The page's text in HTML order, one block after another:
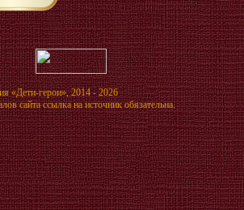
«Дети-герои», 2014 - 2026
сайта ссылка на источник обязательна.